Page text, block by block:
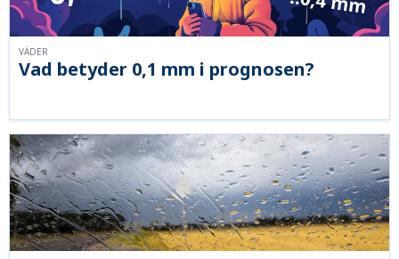
Vad betyder 0,1 mm i prognosen?
VÄDER